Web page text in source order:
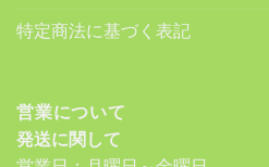
特定商法に基づく表記
営業について
発送に関して